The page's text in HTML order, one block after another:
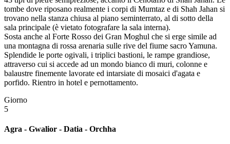
tombe dove riposano realmente i corpi di Mumtaz e di Shah Jahan si
trovano nella stanza chiusa al piano seminterrato, al di sotto della
sala principale (è vietato fotografare la sala interna).
Sosta anche al Forte Rosso dei Gran Moghul che si erge simile ad
una montagna di rossa arenaria sulle rive del fiume sacro Yamuna.
Splendide le porte ogivali, i triplici bastioni, le rampe grandiose,
attraverso cui si accede ad un mondo bianco di muri, colonne e
balaustre finemente lavorate ed intarsiate di mosaici d'agata e
porfido. Rientro in hotel e pernottamento.
Giorno
5
Agra - Gwalior - Datia - Orchha